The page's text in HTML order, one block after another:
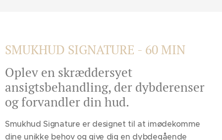
SMUKHUD SIGNATURE - 60 MIN
Oplev en skræddersyet
ansigtsbehandling, der dybderenser
og forvandler din hud.
Smukhud Signature er designet til at imødekomme
dine unikke behov og give dig en dybdegående